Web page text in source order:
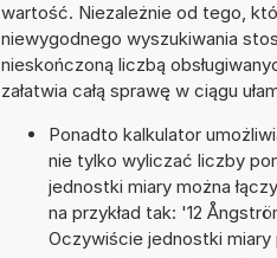
wartość. Niezależnie od tego,
niewygodnego wyszukiwania
nieskończoną liczbą
załatwia całą sprawę w ciągu
Ponadto kalkulator
nie tylko wyliczać liczby
jednostki miary można
na przykład tak: '12
Oczywiście jednostki